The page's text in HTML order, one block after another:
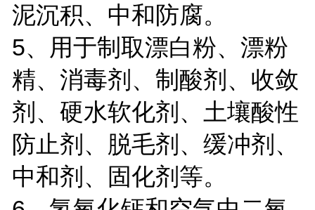
泥沉积、中和防腐。
5、用于制取漂白粉、漂粉
精、消毒剂、制酸剂、收敛
剂、硬水软化剂、土壤酸性
防止剂、脱毛剂、缓冲剂、
中和剂、固化剂等。